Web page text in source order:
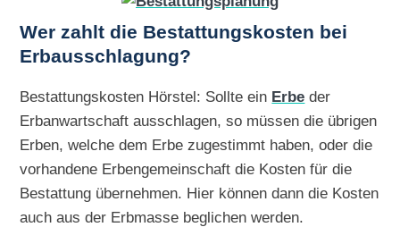
Wer zahlt die Bestattungskosten bei
Erbausschlagung?
Bestattungskosten Hörstel: Sollte ein Erbe der
Erbanwartschaft ausschlagen, so müssen die übrigen
Erben, welche dem Erbe zugestimmt haben, oder die
vorhandene Erbengemeinschaft die Kosten für die
Bestattung übernehmen. Hier können dann die Kosten
auch aus der Erbmasse beglichen werden.